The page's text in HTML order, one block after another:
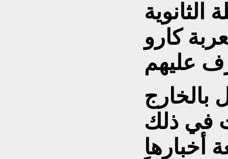
كارو
بالخارج
في ذلك